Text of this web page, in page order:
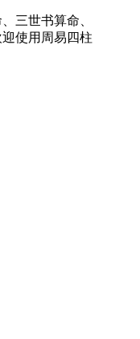
三世书算命、
使用周易四柱